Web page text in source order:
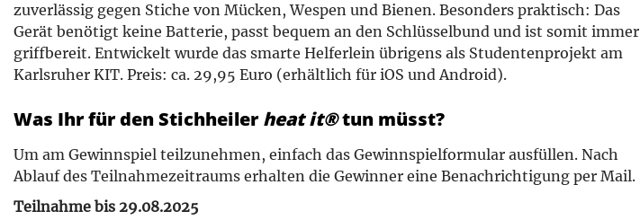
zuverlässig gegen Stiche von Mücken, Wespen und Bienen. Besonders praktisch: Das
Gerät benötigt keine Batterie, passt bequem an den Schlüsselbund und ist somit immer
griffbereit. Entwickelt wurde das smarte Helferlein übrigens als Studentenprojekt am
Karlsruher KIT. Preis: ca. 29,95 Euro (erhältlich für iOS und Android).
Was Ihr für den Stichheilerheat it®tun müsst?
Um am Gewinnspiel teilzunehmen, einfach das Gewinnspielformular ausfüllen. Nach
Ablauf des Teilnahmezeitraums erhalten die Gewinner eine Benachrichtigung per Mail.
Teilnahme bis 29.08.2025